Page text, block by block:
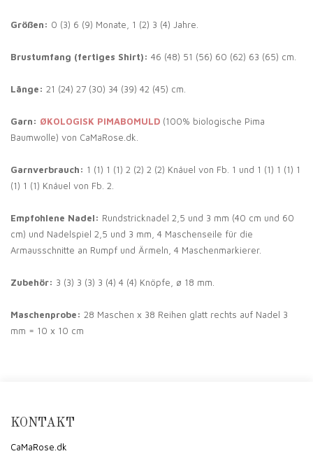
Größen: 0 (3) 6 (9) Monate, 1 (2) 3 (4) Jahre.
Brustumfang (fertiges Shirt): 46 (48) 51 (56) 60 (62) 63 (65) cm.
Länge: 21 (24) 27 (30) 34 (39) 42 (45) cm.
Garn: ØKOLOGISK PIMABOMULD (100% biologische Pima
Baumwolle) von CaMaRose.dk.
Garnverbrauch: 1 (1) 1 (1) 2 (2) 2 (2) Knäuel von Fb. 1 und 1 (1) 1 (1) 1
(1) 1 (1) Knäuel von Fb. 2.
Empfohlene Nadel: Rundstricknadel 2,5 und 3 mm (40 cm und 60
cm) und Nadelspiel 2,5 und 3 mm, 4 Maschenseile für die
Armausschnitte an Rumpf und Ärmeln, 4 Maschenmarkierer.
Zubehör: 3 (3) 3 (3) 3 (4) 4 (4) Knöpfe, ø 18 mm.
Maschenprobe: 28 Maschen x 38 Reihen glatt rechts auf Nadel 3
mm = 10 x 10 cm
KONTAKT
CaMaRose.dk